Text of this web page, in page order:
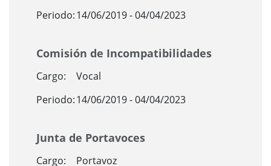
Periodo:14/06/2019 - 04/04/2023
Comisión de Incompatibilidades
Cargo:
Vocal
Periodo:14/06/2019 - 04/04/2023
Junta de Portavoces
Cargo:
Portavoz